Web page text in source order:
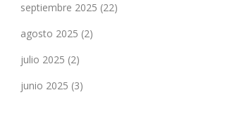
septiembre 2025 (22)
agosto 2025 (2)
julio 2025 (2)
junio 2025 (3)